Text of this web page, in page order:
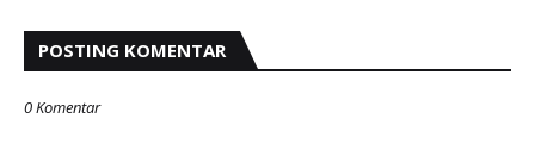
POSTING KOMENTAR
0 Komentar